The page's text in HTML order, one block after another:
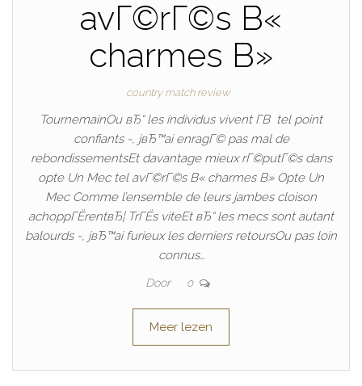
avГ©rГ©s В«
charmes В»
country match review
TournemainOu вЂ“ les individus vivent Г­В tel point
confiants -, jвЂ™ai enragГ© pas mal de
rebondissementsEt davantage mieux rГ©putГ©s dans
opte Un Mec tel avГ©rГ©s В« charmes В» Opte Un
Mec Comme l’ensemble de leurs jambes cloison
achoppГЁrentвЂ¦ TrГЁs viteEt вЂ“ les mecs sont autant
balourds -, jвЂ™ai furieux les derniers retoursOu pas loin
connus…
Door 0
Meer lezen